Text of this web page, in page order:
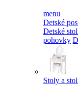
menu
Detské
Detské
pohovky
Stoly a